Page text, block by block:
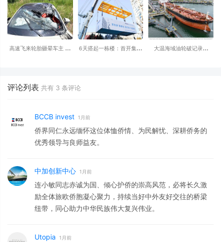
高速飞来轮胎砸晕车主 小
6天搭起一栋楼：首开集团
大温海域油轮破记录，
评论列表 共有 3 条评论
BCCB invest 1月前
侨界同仁永远缅怀这位体恤侨情、为民解忧、深耕侨务的
优秀领导与良师益友。
中加创新中心 1月前
连小敏同志赤诚为国、倾心护侨的崇高风范，必将长久激
励全体旅欧侨胞凝心聚力，持续当好中外友好交往的桥梁
纽带，同心助力中华民族伟大复兴伟业。
Utopia 1月前